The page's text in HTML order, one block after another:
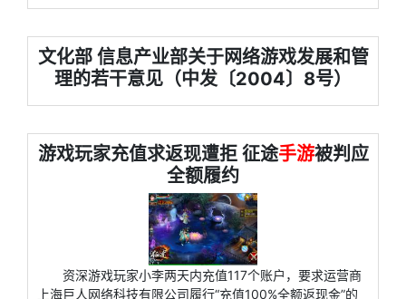
文化部 信息产业部关于网络游戏发展和管
理的若干意见（中发〔2004〕8号）
游戏玩家充值求返现遭拒 征途手游被判应
全额履约
资深游戏玩家小李两天内充值117个账户，要求运营商
上海巨人网络科技有限公司履行“充值100%全额返现金”的